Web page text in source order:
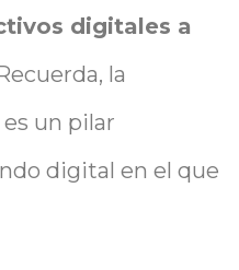
digitales a
la
un pilar
digital en el que